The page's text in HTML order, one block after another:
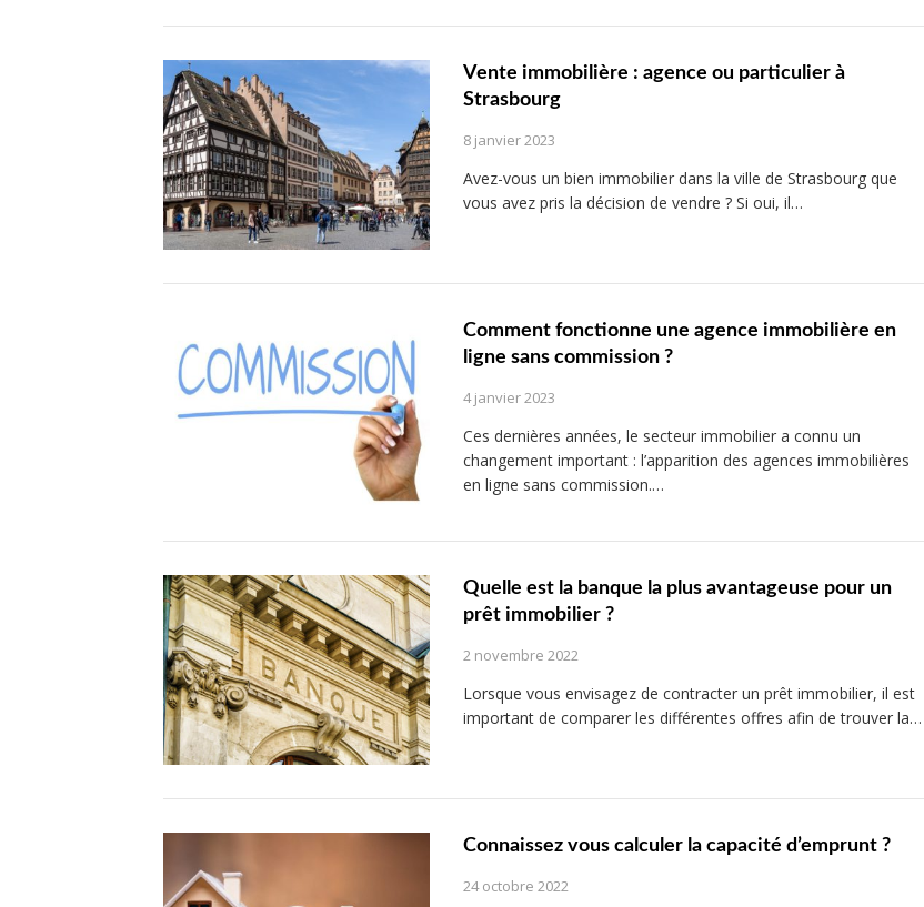
Vente immobilière : agence ou particulier à
Strasbourg
8 janvier 2023
Avez-vous un bien immobilier dans la ville de Strasbourg que
vous avez pris la décision de vendre ? Si oui, il…
Comment fonctionne une agence immobilière en
ligne sans commission ?
4 janvier 2023
Ces dernières années, le secteur immobilier a connu un
changement important : l’apparition des agences immobilières
en ligne sans commission.…
Quelle est la banque la plus avantageuse pour un
prêt immobilier ?
2 novembre 2022
Lorsque vous envisagez de contracter un prêt immobilier, il est
important de comparer les différentes offres afin de trouver la…
Connaissez vous calculer la capacité d’emprunt ?
24 octobre 2022